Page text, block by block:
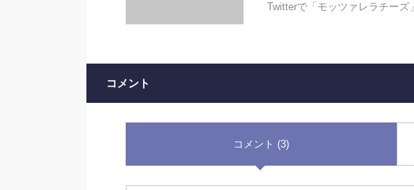
Twitterで「モッツァレラチー
コメント
コメント (3)